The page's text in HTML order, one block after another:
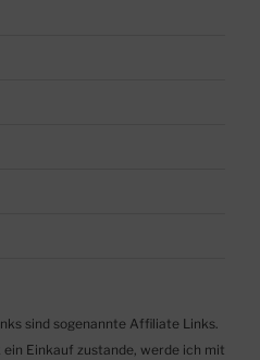
Einkauf zustande, werde ich mit